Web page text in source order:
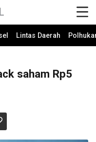
Lintas Daerah
saham Rp5